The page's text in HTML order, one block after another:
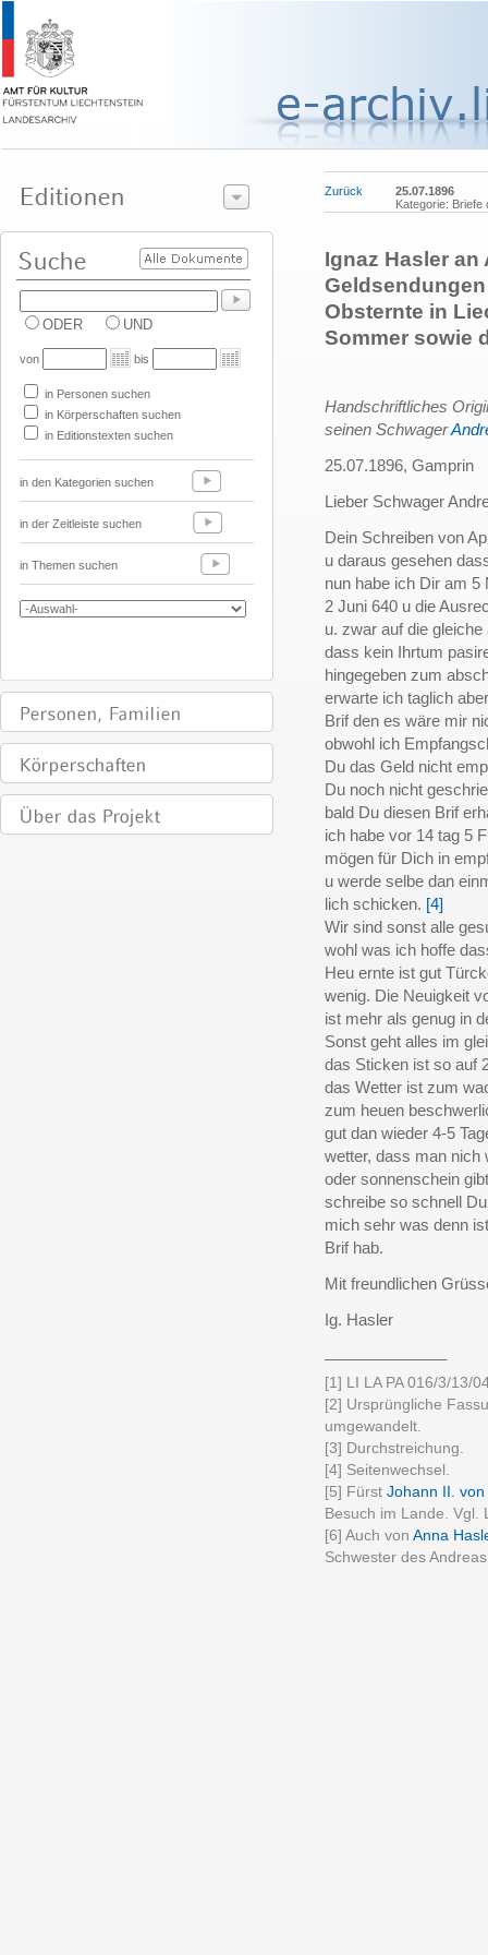
ODER UND
von bis
in Personen suchen
in Körperschaften suchen
in Editionstexten suchen
in den Kategorien suchen
in der Zeitleiste suchen
in Themen suchen
Zurück
25.07.1896
Kategorie:
Ignaz Hasler
Obsternte in
Sommer sowie
Handschriftliches
seinen Schwager
25.07.1896, Gamprin
Lieber Schwager
Dein Schreiben von
u daraus gesehen
nun habe ich Dir am 5
2 Juni 640 u die
u. zwar auf die
dass kein Ihrtum
hingegeben zum
erwarte ich taglich
Brif den es wäre mir
obwohl ich
Du das Geld nicht
Du noch nicht
bald Du diesen Brif
ich habe vor 14 tag 5
mögen für Dich in
u werde selbe dan
lich schicken. [4]
Wir sind sonst alle
wohl was ich hoffe
Heu ernte ist gut
wenig. Die Neuigkeit
ist mehr als genug in
Sonst geht alles im
das Sticken ist so auf
das Wetter ist zum
zum heuen
gut dan wieder 4-5
wetter, dass man nich
oder sonnenschein
schreibe so schnell
mich sehr was denn
Brif hab.
Mit freundlichen
Ig. Hasler
[1] LI LA PA 016/3/13/
[2] Ursprüngliche
umgewandelt.
[3] Durchstreichung.
[4] Seitenwechsel.
[5] Fürst Johann II.
Besuch im Lande. Vgl.
[6] Auch von Anna
Schwester des